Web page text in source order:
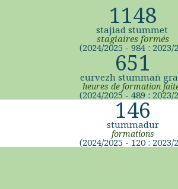
1148
stajiad stummet
stagiaires formés
(2024/2025 - 984 : 2023/
651
eurvezh stummañ
heures de formation
(2024/2025 - 489 : 2023/
146
stummadur
formations
(2024/2025 - 120 : 2023/